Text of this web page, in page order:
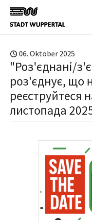
Skip to main content
06. Oktober 2025
"Роз'єднані/
роз'єднує, що
реєструйтеся
листопада